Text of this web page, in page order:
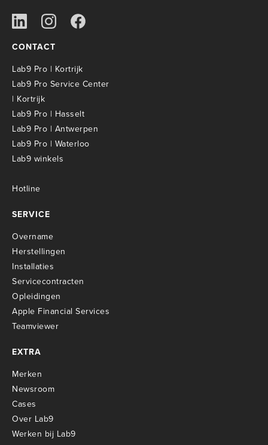
CONTACT
Lab9 Pro | Kortrijk
Lab9 Pro Service Center
| Kortrijk
Lab9 Pro | Hasselt
Lab9 Pro | Antwerpen
Lab9 Pro | Waterloo
Lab9 winkels
Hotline
SERVICE
Overname
Herstellingen
Installaties
Servicecontracten
Opleidingen
Apple Financial Services
Teamviewer
EXTRA
Merken
Newsroom
Cases
Over Lab9
Werken bij Lab9